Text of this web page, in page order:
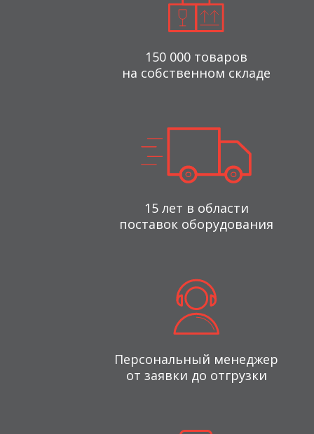
150 000 товаров
на собственном складе
15 лет в области
поставок оборудования
Персональный менеджер
от заявки до отгрузки